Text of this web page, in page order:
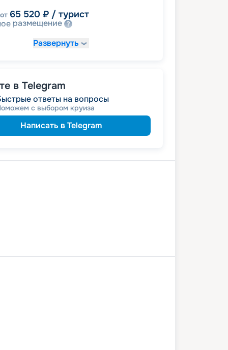
от 65 520 ₽ / турист
размещение
Развернуть
в Telegram
ответы на вопросы
с выбором круиза
Написать в Telegram